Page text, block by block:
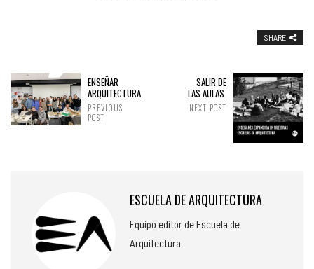
SHARE
ENSEÑAR
ARQUITECTURA
PREVIOUS
POST
SALIR DE
LAS AULAS.
NEXT POST
ESCUELA DE ARQUITECTURA
Equipo editor de Escuela de
Arquitectura